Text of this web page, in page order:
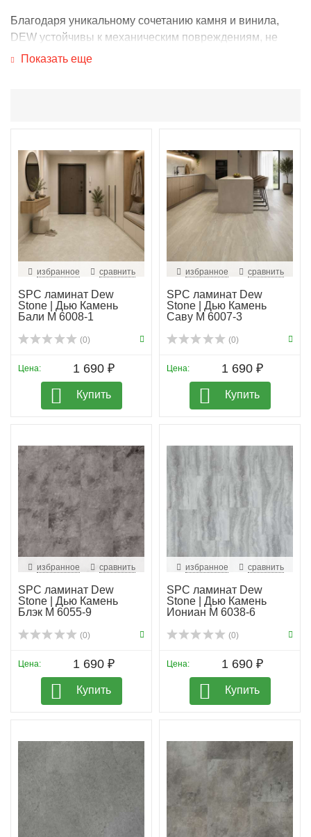
Благодаря уникальному сочетанию камня и винила,
DEW устойчивы к механическим повреждениям, не
боятся влажности и перепадов температур. Легкость в
вредных веществ при нагревании. Коллекция
предлагает широкий выбор в сдержанных светлых и
темных оттенках «под мрамор», идеально
вписывающихся в интерьеры в современном стиле.
Обновите пространство с DEW и оцените
непревзойденное качество и стиль!
Показать еще
избранное сравнить
SPC ламинат Dew
Stone | Дью Камень
Бали М 6008-1
(0)
Цена: 1 690 ₽
Купить
избранное сравнить
SPC ламинат Dew
Stone | Дью Камень
Саву М 6007-3
(0)
Цена: 1 690 ₽
Купить
избранное сравнить
SPC ламинат Dew
Stone | Дью Камень
Блэк М 6055-9
(0)
Цена: 1 690 ₽
Купить
избранное сравнить
SPC ламинат Dew
Stone | Дью Камень
Иониан M 6038-6
(0)
Цена: 1 690 ₽
Купить